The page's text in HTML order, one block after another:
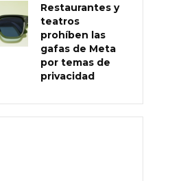
Restaurantes y
teatros
prohíben las
gafas de Meta
por temas de
privacidad